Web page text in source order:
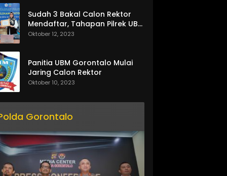
Sudah 3 Bakal Calon Rektor
Mendaftar, Tahapan Pilrek UBM
Gorontalo Makin Seru
Oktober 12, 2023
Panitia UBM Gorontalo Mulai
Jaring Calon Rektor
Oktober 10, 2023
Gorontalo